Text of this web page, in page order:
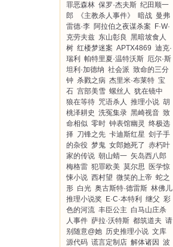
罪恶森林 保罗·杰夫斯 纪田顺一
郎
《主教杀人事件》 暗战 曼弗
雷德·李 阿拉伯之夜谋杀案
F·W·
克劳夫兹 东山彰良 黑暗坡食人
树 红楼梦迷案 APTX4869 迪克·
瑞利
帕特里夏·温特沃斯 厄尔·斯
坦利·加德纳 社会派 致命的三分
钟 杀戮之病 杰里米·布莱特 宝
石 宫部美雪 螺丝人 犹在镜中
狼在等待 咒语杀人 推理小说 胡
桃泽耕史 洗冤集录 黑崎视音 致
命相似 零时 钟表馆幽灵 终极选
择 刀锋之先 卡迪斯红星 刽子手
的杂役 梦鬼 女郎她死了 赤朽叶
家的传说 朝山蜻一 矢岛西八郎
梅格雷 犯罪欧美 莫尔思
医学惊
悚小说 西村望 微笑的上帝 蛇之
形 白光 奥古斯特·德雷斯 林佛儿
推理小说奖
E·C·本特利 继父 彩
色的河流 丰臣公主 白马山庄杀
人事件 萨拉·沃特斯 都筑道夫 请
别随意@她 历史推理小说 文库
源代码 谎言定制店 解体诸因 波